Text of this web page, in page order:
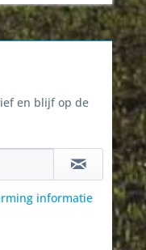
en blijf op de
informatie